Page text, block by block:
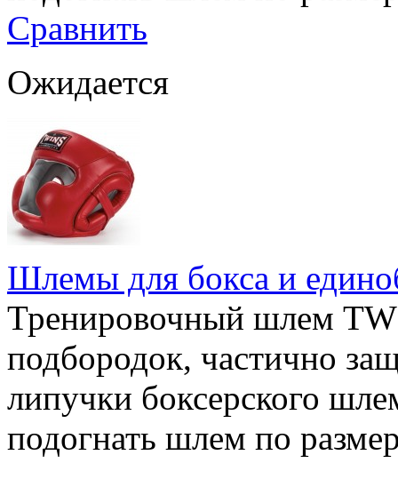
Сравнить
Ожидается
Шлемы для бокса и
Тренировочный шлем
подбородок, частично
липучки боксерского
подогнать шлем по